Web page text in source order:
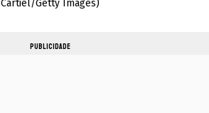
Cartiel/Getty Images)
PUBLICIDADE